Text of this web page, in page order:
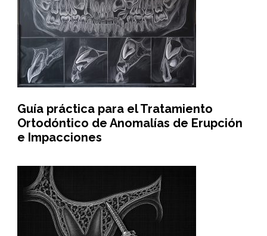
Guía práctica para el Tratamiento
Ortodóntico de Anomalías de Erupción
e Impacciones